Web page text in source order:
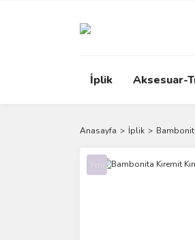
İplik Aksesuar-
Anasayfa İplik